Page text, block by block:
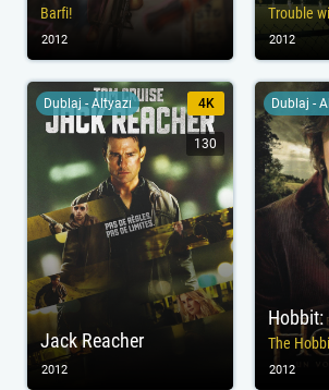
Barfi!
2012
Trouble
2012
Jack Reacher
Dublaj - Altyazı 4K
130
2012
Dublaj -
2012